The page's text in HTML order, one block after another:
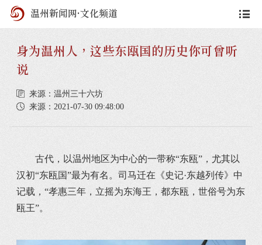
温州新闻网·文化频道
身为温州人，这些东瓯国的历史你可曾听
说
来源：温州三十六坊
来源：2021-07-30 09:48:00
古代，以温州地区为中心的一带称“东瓯”，尤其以
汉初“东瓯国”最为有名。司马迁在《史记·东越列传》中
记载，“孝惠三年，立摇为东海王，都东瓯，世俗号为东
瓯王”。